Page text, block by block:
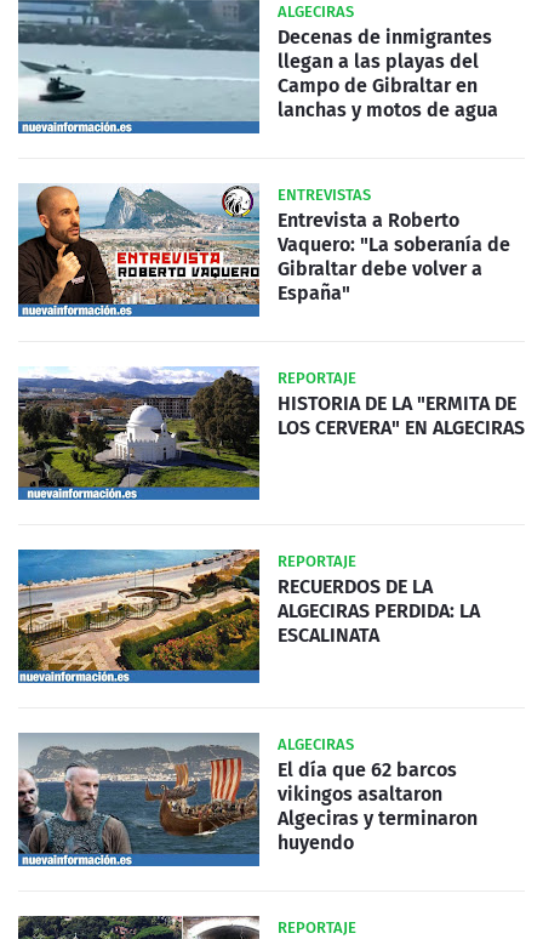
ALGECIRAS
Decenas de inmigrantes
llegan a las playas del
Campo de Gibraltar en
lanchas y motos de agua
ENTREVISTAS
Entrevista a Roberto
Vaquero: "La soberanía de
Gibraltar debe volver a
España"
REPORTAJE
HISTORIA DE LA "ERMITA DE
LOS CERVERA" EN ALGECIRAS
REPORTAJE
RECUERDOS DE LA
ALGECIRAS PERDIDA: LA
ESCALINATA
ALGECIRAS
El día que 62 barcos
vikingos asaltaron
Algeciras y terminaron
huyendo
REPORTAJE